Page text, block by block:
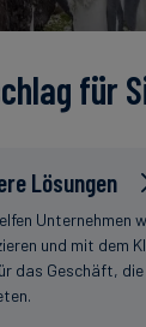
für
Lösungen
Unternehmen
und mit dem
das Geschäft, die